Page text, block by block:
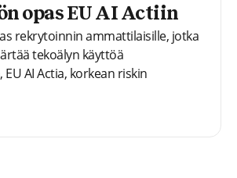
opas EU AI Actiin
rekrytoinnin ammattilaisille, jotka
tekoälyn käyttöä
AI Actia, korkean riskin
eroa hakijoita arvioivan tekoälyn ja
tukevan tekoälyn välillä.